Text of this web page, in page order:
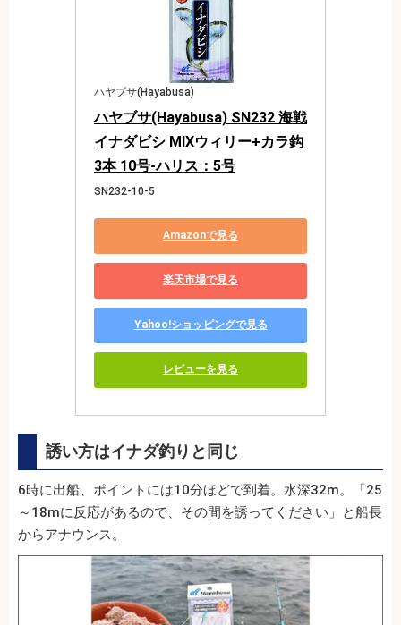
ハヤブサ(Hayabusa)
ハヤブサ(Hayabusa) SN232 海戦
イナダビシ MIXウィリー+カラ鈎
3本 10号-ハリス：5号
SN232-10-5
Amazonで見る
楽天市場で見る
Yahoo!ショッピングで見る
レビューを見る
誘い方はイナダ釣りと同じ
6時に出船、ポイントには10分ほどで到着。水深32m。「25
～18mに反応があるので、その間を誘ってください」と船長
からアナウンス。